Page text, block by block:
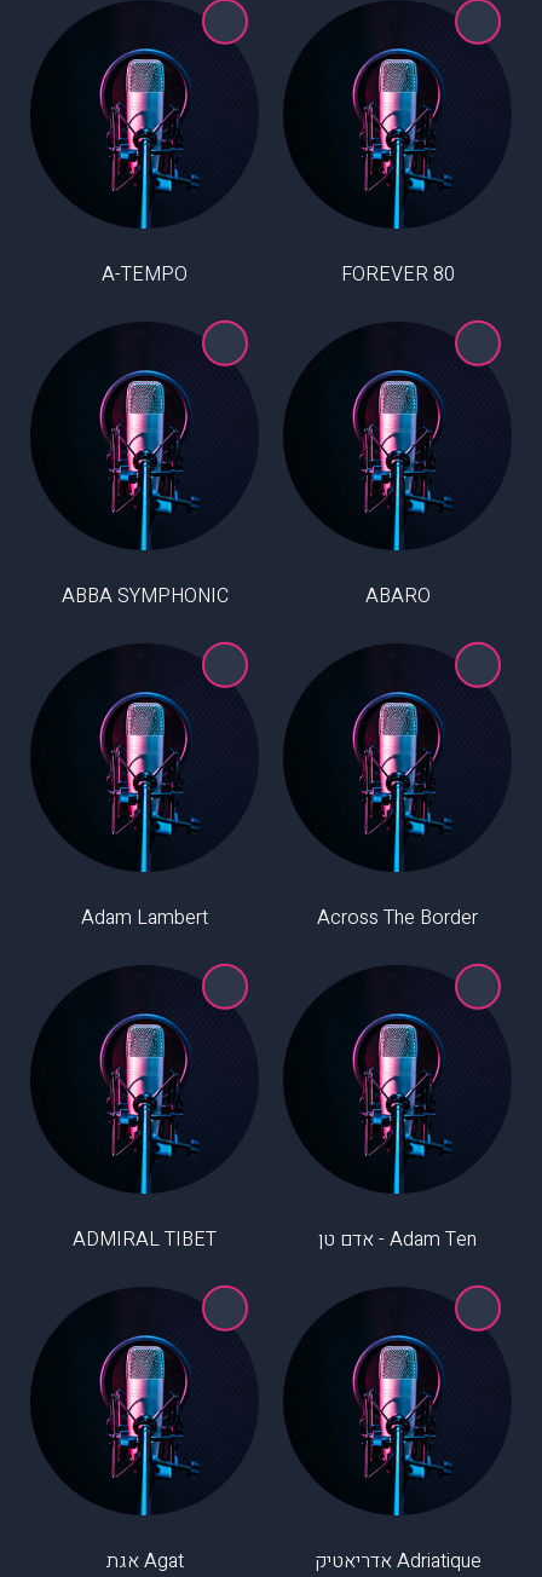
80 FOREVER
A-TEMPO
ABARO
ABBA SYMPHONIC
Across The Border
Adam Lambert
Adam Ten - אדם טן ADMIRAL TIBET
Adriatique אדריאטיק Agat אגת